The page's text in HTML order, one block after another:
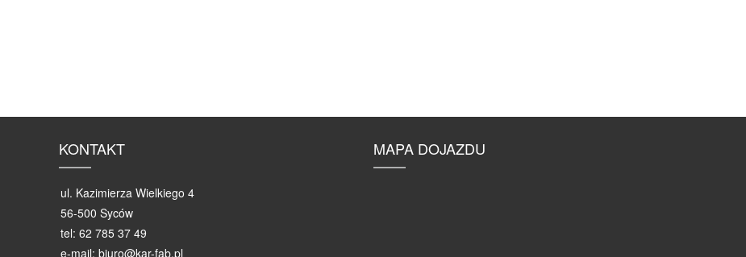
KONTAKT
ul. Kazimierza Wielkiego 4
56-500 Syców
tel: 62 785 37 49
e-mail: biuro@kar-fab.pl
MAPA DOJAZDU